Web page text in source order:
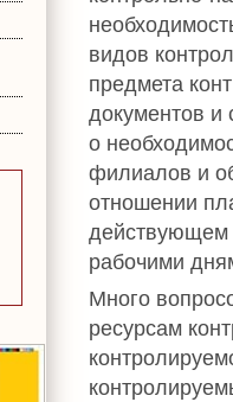
видов
предмета
документов
о
филиалов и
отношении
действующем
рабочими
Много
ресурсам